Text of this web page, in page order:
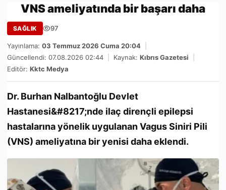
VNS ameliyatında bir başarı daha
SAĞLIK 97
Yayınlama: 03 Temmuz 2026 Cuma 20:04
Güncellendi: 07.08.2026 02:44
Kaynak: Kıbrıs Gazetesi
Editör: Kktc Medya
Dr. Burhan Nalbantoğlu Devlet
Hastanesi&#8217;nde ilaç dirençli epilepsi
hastalarına yönelik uygulanan Vagus Siniri Pili
(VNS) ameliyatına bir yenisi daha eklendi.